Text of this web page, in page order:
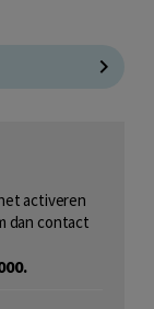
activeren
dan contact